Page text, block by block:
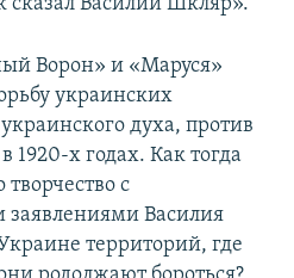
сказал Василий Шкляр».
Ворон» и «Маруся»
украинских
духа, против
1920-х годах. Как тогда
творчество с
заявлениями Василия
территорий, где